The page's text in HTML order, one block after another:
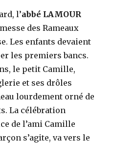
l’abbé LAMOUR
des Rameaux
Les enfants devaient
les premiers bancs.
le petit Camille,
et ses drôles
lourdement orné de
La célébration
de l’ami Camille
s’agite, va vers le